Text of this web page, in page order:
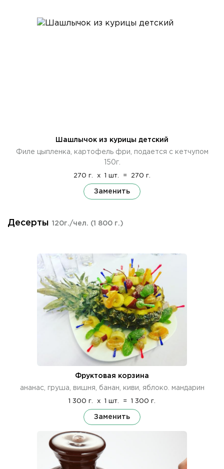
Шашлычок из курицы детский
Филе цыпленка, картофель фри, подается с кетчупом
150г.
270 г. x 1 шт. = 270 г.
Заменить
Десерты 120г./чел. (1 800 г.)
Фруктовая корзина
ананас, груша, вишня, банан, киви, яблоко. мандарин
1 300 г. x 1 шт. = 1 300 г.
Заменить